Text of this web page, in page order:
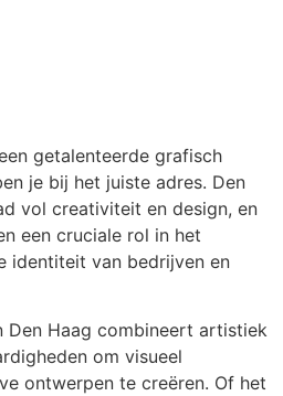
getalenteerde grafisch
je bij het juiste adres. Den
vol creativiteit en design, en
een cruciale rol in het
identiteit van bedrijven en
Den Haag combineert artistiek
om visueel
ontwerpen te creëren. Of het